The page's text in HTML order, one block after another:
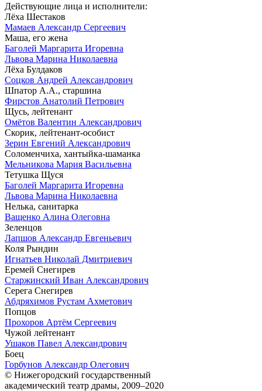
Действующие лица и исполнители:
Лёха Шестаков
Мамаев Александр Сергеевич
Маша, его жена
Баголей Маргарита Игоревна
Львова Марина Николаевна
Лёха Булдаков
Соцков Андрей Александрович
Шпатор А.А., старшина
Фирстов Анатолий Петрович
Щусь, лейтенант
Омётов Валентин Александрович
Скорик, лейтенант-особист
Зерин Евгений Александрович
Соломенчиха, хантыйка-шаманка
Мельникова Мария Васильевна
Тетушка Щуся
Баголей Маргарита Игоревна
Львова Марина Николаевна
Нелька, санитарка
Ващенко Алина Олеговна
Зеленцов
Лапшов Александр Евгеньевич
Коля Рындин
Игнатьев Николай Дмитриевич
Еремей Снегирев
Старжинский Иван Александрович
Серега Снегирев
Абдряхимов Рустам Ахметович
Попцов
Прохоров Артём Сергеевич
Чужой лейтенант
Ушаков Павел Александрович
Боец
Горбунов Александр Олегович
© Нижегородский государственный
академический театр драмы, 2009–2020